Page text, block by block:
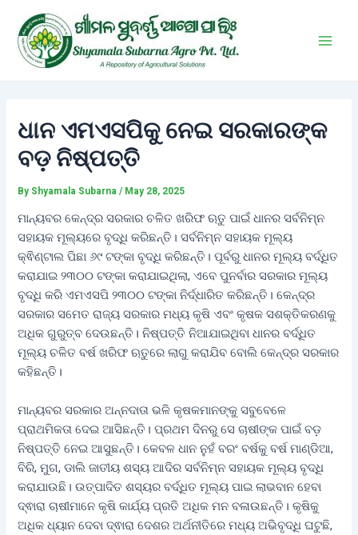
content
ଧାନ ଏମଏସପିକୁ ନେଇ ସରକାରଙ୍କ
ବଡ଼ ନିଷ୍ପତ୍ତି
By Shyamala Subarna/ May 28, 2025
ମାନ୍ୟବର କେନ୍ଦ୍ର ସରକାର ଚଳିତ ଖରିଫ ଋତୁ ପାଇଁ ଧାନର ସର୍ବନିମ୍ନ
ସହାୟକ ମୂଲ୍ୟରେ ବୃଦ୍ଧି କରିଛନ୍ତି। ସର୍ବନିମ୍ନ ସହାୟକ ମୂଲ୍ୟ
କ୍ଵିଣ୍ଟାଲ ପିଛା ୬୯ ଟଙ୍କା ବୃଦ୍ଧି କରିଛନ୍ତି। ପୂର୍ବରୁ ଧାନର ମୂଲ୍ୟ ବର୍ଦ୍ଧିତ
କରାଯାଇ ୨୩୦୦ ଟଙ୍କା କରାଯାଇଥିଲା, ଏବେ ପୁନର୍ବାର ସରକାର ମୂଲ୍ୟ
ବୃଦ୍ଧି କରି ଏମଏସପି ୨୩୦୦ ଟଙ୍କା ନିର୍ଦ୍ଧାରିତ କରିଛନ୍ତି। କେନ୍ଦ୍ର
ସରକାର ସମେତ ରାଜ୍ୟ ସରକାର ମଧ୍ୟ କୃଷି ଏବଂ କୃଷକ ସଶକ୍ତିକରଣକୁ
ଅଧିକ ଗୁରୁତ୍ବ ଦେଉଛନ୍ତି। ନିଷ୍ପତ୍ତି ନିଆଯାଇଥିବା ଧାନର ବର୍ଦ୍ଧିତ
ମୂଲ୍ୟ ଚଳିତ ବର୍ଷ ଖରିଫ ଋତୁରେ ଲାଗୁ କରାଯିବ ବୋଲି କେନ୍ଦ୍ର ସରକାର
କହିଛନ୍ତି।
ମାନ୍ୟବର ସରକାର ଅନ୍ନଦାତା ଭଳି କୃଷକମାନଙ୍କୁ ସବୁବେଳେ
ପ୍ରାଥମିକତା ଦେଇ ଆସିଛନ୍ତି। ପ୍ରଥମ ଦିନରୁ ସେ ଚାଷୀଙ୍କ ପାଇଁ ବଡ଼
ନିଷ୍ପତ୍ତି ନେଇ ଆସୁଛନ୍ତି। କେବଳ ଧାନ ନୁହଁ ବରଂ ବର୍ଷକୁ ବର୍ଷ ମାଣ୍ଡିଆ,
ବିରି, ମୁଗ, ଡାଲି ଜାତୀୟ ଶସ୍ୟ ଆଦିର ସର୍ବନିମ୍ନ ସହାୟକ ମୂଲ୍ୟ ବୃଦ୍ଧି
କରାଯାଉଛି। ଉତ୍ପାଦିତ ଶସ୍ୟର ବର୍ଦ୍ଧିତ ମୂଲ୍ୟ ପାଇ ଲାଭବାନ ହେବା
ଦ୍ଵାରା ଚାଷୀମାନେ କୃଷି କାର୍ଯ୍ୟ ପ୍ରତି ଅଧିକ ମନ ବଳାଉଛନ୍ତି। କୃଷିକୁ
ଅଧିକ ଧ୍ୟାନ ଦେବା ଦ୍ଵାରା ଦେଶର ଅର୍ଥନୀତିରେ ମଧ୍ୟ ଅଭିବୃଦ୍ଧି ଘଟୁଛି,
navigation